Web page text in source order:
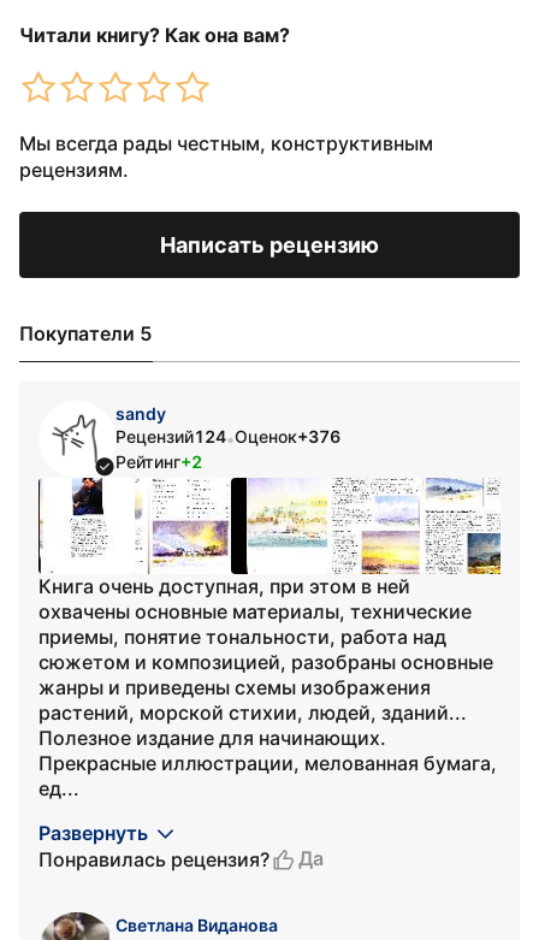
Читали книгу? Как она вам?
Мы всегда рады честным, конструктивным
рецензиям.
Написать рецензию
Покупатели 5
sandy
Рецензий124•Оценок+376
Рейтинг+2
Книга очень доступная, при этом в ней
охвачены основные материалы, технические
приемы, понятие тональности, работа над
сюжетом и композицией, разобраны основные
жанры и приведены схемы изображения
растений, морской стихии, людей, зданий...
Полезное издание для начинающих.
Прекрасные иллюстрации, мелованная бумага,
ед...
Развернуть
Понравилась рецензия?
Да
Светлана Виданова